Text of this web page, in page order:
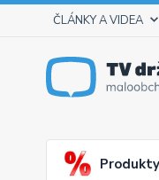
ČLÁNKY A VIDEA